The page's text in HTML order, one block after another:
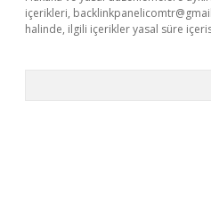
içerikleri,
halinde, ilgili içerikler yasal süre